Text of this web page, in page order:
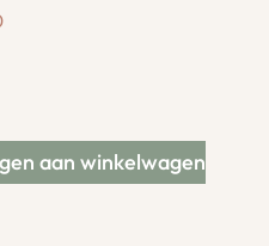
aan winkelwagen